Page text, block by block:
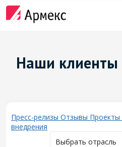
Наши клиенты
Пресс-релизы Отзывы Проекты
внедрения
Выбрать отрасль